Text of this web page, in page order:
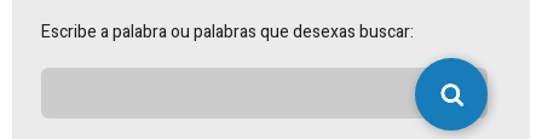
Escribe a palabra ou palabras que desexas buscar: